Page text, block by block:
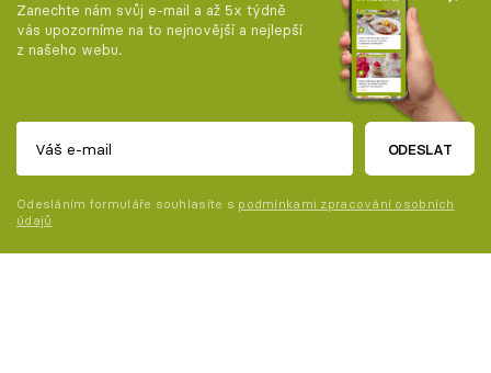
Zanechte nám svůj e-mail a až 5x týdně
vás upozorníme na to nejnovější a nejlepší
z našeho webu.
ODESLAT
Odesláním formuláře souhlasíte s podmínkami zpracování osobních
údajů